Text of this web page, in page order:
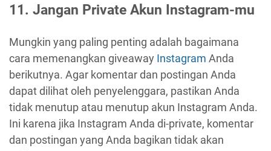
11. Jangan Private Akun Instagram-mu
Mungkin yang paling penting adalah bagaimana
cara memenangkan giveaway Instagram Anda
berikutnya. Agar komentar dan postingan Anda
dapat dilihat oleh penyelenggara, pastikan Anda
tidak menutup atau menutup akun Instagram Anda.
Ini karena jika Instagram Anda di-private, komentar
dan postingan yang Anda bagikan tidak akan